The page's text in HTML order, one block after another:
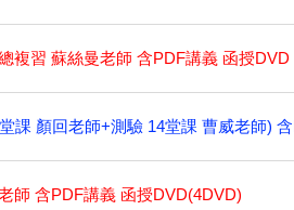
複習 蘇絲曼老師 含PDF講義 函授DVD
課 顏回老師+測驗 14堂課 曹威老師)
師 含PDF講義 函授DVD(4DVD)